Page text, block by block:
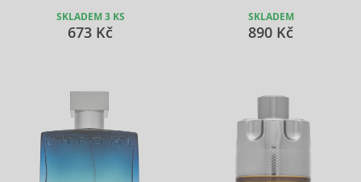
SKLADEM 3 KS
673 Kč
SKLADEM
890 Kč